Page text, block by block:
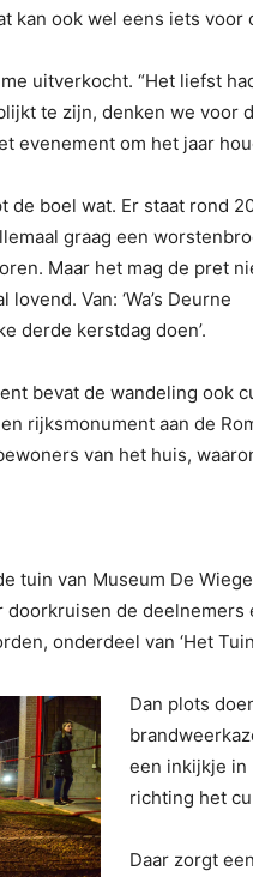
kan ook wel eens iets voor
uitverkocht. “Het liefst
te zijn, denken we voor
evenement om het jaar
de boel wat. Er staat rond
graag een
Maar het mag de pret
Van: ‘Wa’s Deurne
derde kerstdag doen’.
bevat de wandeling ook
rijksmonument aan de
van het huis,
tuin van Museum De
doorkruisen de
onderdeel van ‘Het
Dan plots
een inkijkje in
richting het
Daar zorgt